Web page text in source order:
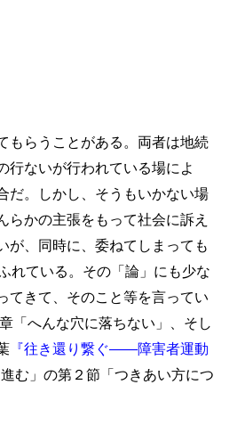
もらうことがある。両者は地続
行ないが行われている場によ
だ。しかし、そうもいかない場
かの主張をもって社会に訴え
が、同時に、委ねてしまっても
れている。その「論」にも少な
てきて、そのこと等を言ってい
「へんな穴に落ちない」、そし
『往き還り繋ぐ――障害者運動
む」の第２節「つきあい方につ